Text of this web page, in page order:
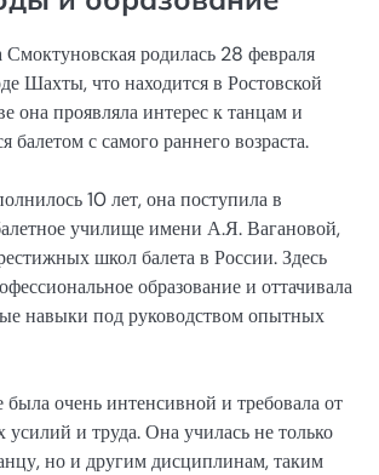
родилась 28 февраля
Шахты, что находится в Ростовской
она проявляла интерес к танцам и
балетом с самого раннего возраста.
10 лет, она поступила в
училище имени А.Я. Вагановой,
школ балета в России. Здесь
образование и оттачивала
навыки под руководством опытных
очень интенсивной и требовала от
и труда. Она училась не только
но и другим дисциплинам, таким